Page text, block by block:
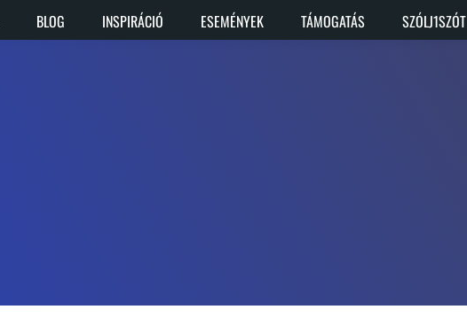
BLOG INSPIRÁCIÓ ESEMÉNYEK TÁMOGATÁS SZÓLJ1SZÓT